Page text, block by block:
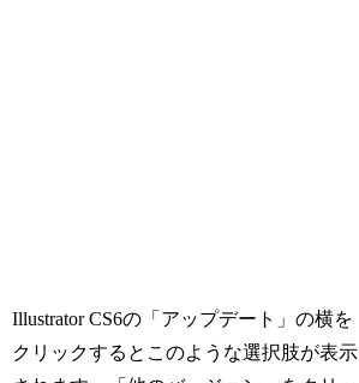
Illustrator CS6の「アップデート」の横を
クリックするとこのような選択肢が表示